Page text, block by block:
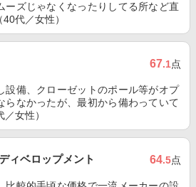
ーズじゃなくなったりしてる所など直
代／女性）
67.1点
設備、クローゼットのポール等がオプ
らなかったが、最初から備わっていて
女性）
ィベロップメント 64.5点